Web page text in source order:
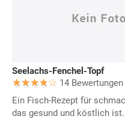
Seelachs-Fenchel-Topf
14 Bewertungen
Ein Fisch-Rezept für
das gesund und köstlich ist.